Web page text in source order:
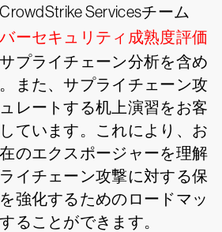
CrowdStrike Servicesチーム
ーセキュリティ成熟度評価
プライチェーン分析を含め
また、サプライチェーン攻
レートする机上演習をお客
ています。これにより、お
のエクスポージャーを理解
イチェーン攻撃に対する保
強化するためのロードマッ
ることができます。